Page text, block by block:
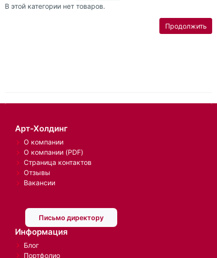
В этой категории нет товаров.
Продолжить
Арт-Холдинг
О компании
О компании (PDF)
Страница контактов
Отзывы
Вакансии
Письмо директору
Информация
Блог
Портфолио